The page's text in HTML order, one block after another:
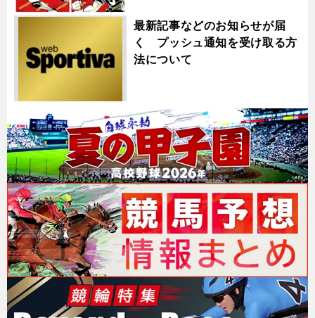
最新記事などのお知らせが届
く プッシュ通知を受け取る方
法について